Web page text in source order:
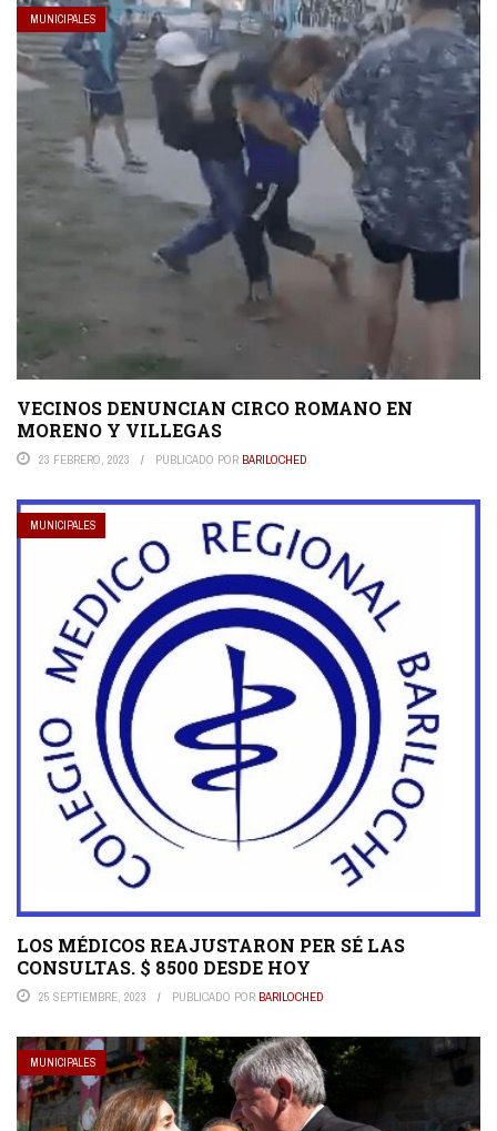
MUNICIPALES
VECINOS DENUNCIAN CIRCO ROMANO EN
MORENO Y VILLEGAS
23 FEBRERO, 2023 PUBLICADO POR BARILOCHED
MUNICIPALES
LOS MÉDICOS REAJUSTARON PER SÉ LAS
CONSULTAS. $ 8500 DESDE HOY
25 SEPTIEMBRE, 2023 PUBLICADO POR BARILOCHED
MUNICIPALES